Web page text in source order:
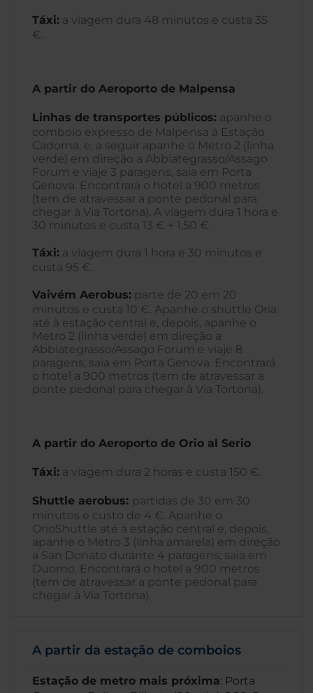
Táxi: a viagem dura 48 minutos e custa 35
€.
A partir do Aeroporto de Malpensa
Linhas de transportes públicos: apanhe o
comboio expresso de Malpensa à Estação
Cadorna, e, a seguir apanhe o Metro 2 (linha
verde) em direção a Abbiategrasso/Assago
Forum e viaje 3 paragens, saia em Porta
Genova. Encontrará o hotel a 900 metros
(tem de atravessar a ponte pedonal para
chegar à Via Tortona). A viagem dura 1 hora e
30 minutos e custa 13 € + 1,50 €.
Táxi: a viagem dura 1 hora e 30 minutos e
custa 95 €.
Vaivém Aerobus: parte de 20 em 20
minutos e custa 10 €. Apanhe o shuttle Oria
até à estação central e, depois, apanhe o
Metro 2 (linha verde) em direção a
Abbiategrasso/Assago Forum e viaje 8
paragens; saia em Porta Genova. Encontrará
o hotel a 900 metros (tem de atravessar a
ponte pedonal para chegar à Via Tortona).
A partir do Aeroporto de Orio al Serio
Táxi: a viagem dura 2 horas e custa 150 €.
Shuttle aerobus: partidas de 30 em 30
minutos e custo de 4 €. Apanhe o
OrioShuttle até à estação central e, depois,
apanhe o Metro 3 (linha amarela) em direção
a San Donato durante 4 paragens; saia em
Duomo. Encontrará o hotel a 900 metros
(tem de atravessar a ponte pedonal para
chegar à Via Tortona).
A partir da estação de comboios
Estação de metro mais próxima: Porta